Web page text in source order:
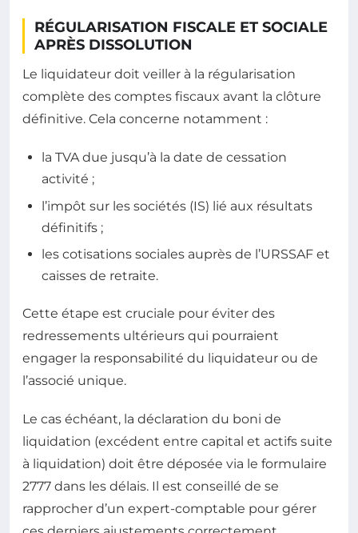
RÉGULARISATION FISCALE ET SOCIALE
APRÈS DISSOLUTION
Le liquidateur doit veiller à la régularisation
complète des comptes fiscaux avant la clôture
définitive. Cela concerne notamment :
la TVA due jusqu’à la date de cessation
activité ;
l’impôt sur les sociétés (IS) lié aux résultats
définitifs ;
les cotisations sociales auprès de l’URSSAF et
caisses de retraite.
Cette étape est cruciale pour éviter des
redressements ultérieurs qui pourraient
engager la responsabilité du liquidateur ou de
l’associé unique.
Le cas échéant, la déclaration du boni de
liquidation (excédent entre capital et actifs suite
à liquidation) doit être déposée via le formulaire
2777 dans les délais. Il est conseillé de se
rapprocher d’un expert-comptable pour gérer